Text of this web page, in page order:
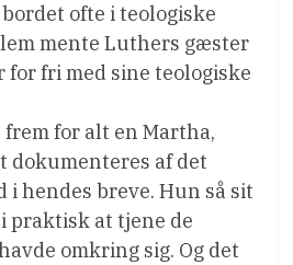
ofte i teologiske
mente Luthers gæster
for fri med sine teologiske
for alt en Martha,
dokumenteres af det
hendes breve. Hun så sit
praktisk at tjene de
omkring sig. Og det